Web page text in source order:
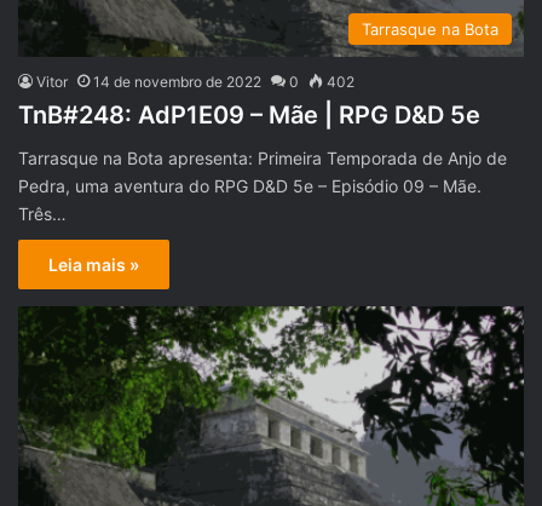
Tarrasque na Bota
Vitor 14 de novembro de 2022 0 402
TnB#248: AdP1E09 – Mãe | RPG D&D 5e
Tarrasque na Bota apresenta: Primeira Temporada de Anjo de
Pedra, uma aventura do RPG D&D 5e – Episódio 09 – Mãe.
Três…
Leia mais »